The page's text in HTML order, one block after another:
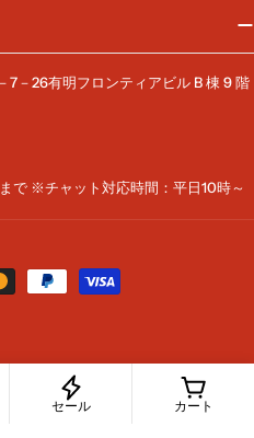
－26有明フロンティアビル B 棟 9 階
で ※チャット対応時間：平日10時～
セール カート